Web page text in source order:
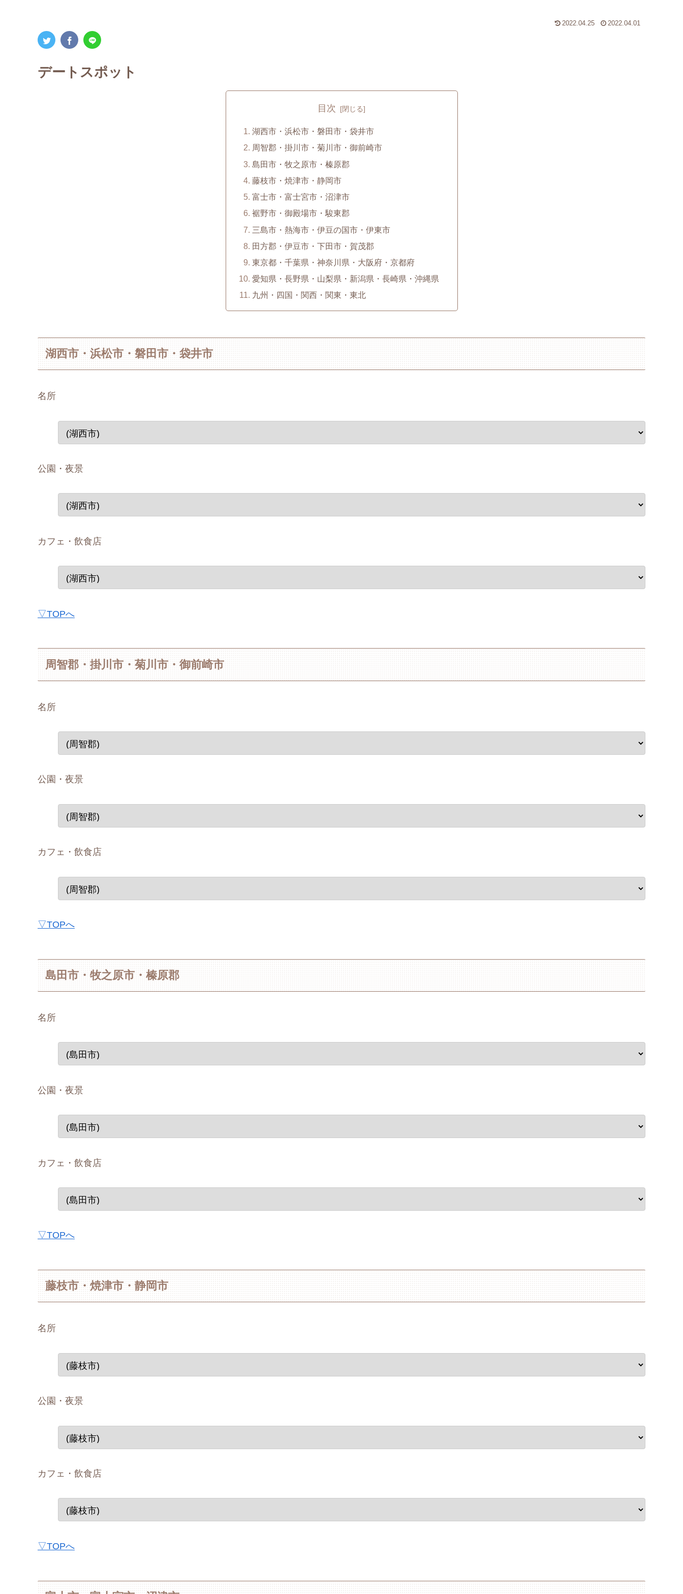
2022.04.25 2022.04.01
デートスポット
目次
湖西市・浜松市・磐田市・袋井市
周智郡・掛川市・菊川市・御前崎市
島田市・牧之原市・榛原郡
藤枝市・焼津市・静岡市
富士市・富士宮市・沼津市
裾野市・御殿場市・駿東郡
三島市・熱海市・伊豆の国市・伊東市
田方郡・伊豆市・下田市・賀茂郡
東京都・千葉県・神奈川県・大阪府・京都府
愛知県・長野県・山梨県・新潟県・長崎県・沖縄県
九州・四国・関西・関東・東北
湖西市・浜松市・磐田市・袋井市
名所
公園・夜景
カフェ・飲食店
▽TOPへ
周智郡・掛川市・菊川市・御前崎市
名所
公園・夜景
カフェ・飲食店
▽TOPへ
島田市・牧之原市・榛原郡
名所
公園・夜景
カフェ・飲食店
▽TOPへ
藤枝市・焼津市・静岡市
名所
公園・夜景
カフェ・飲食店
▽TOPへ